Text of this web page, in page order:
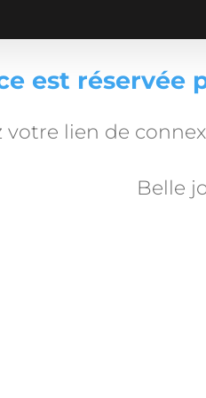
est réservée
votre lien de
Belle